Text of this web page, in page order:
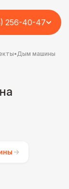
256-40-47
•Дым машины